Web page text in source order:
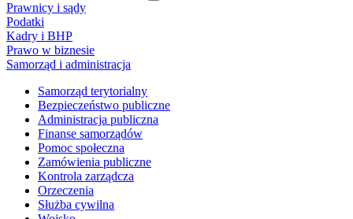
Prawnicy i sądy
Podatki
Kadry i BHP
Prawo w biznesie
Samorząd i administracja
Samorząd terytorialny
Bezpieczeństwo publiczne
Administracja publiczna
Finanse samorządów
Pomoc społeczna
Zamówienia publiczne
Kontrola zarządcza
Orzeczenia
Służba cywilna